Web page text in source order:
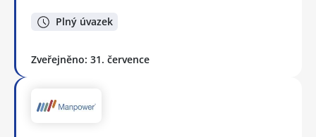
Plný úvazek
Zveřejněno: 31. července